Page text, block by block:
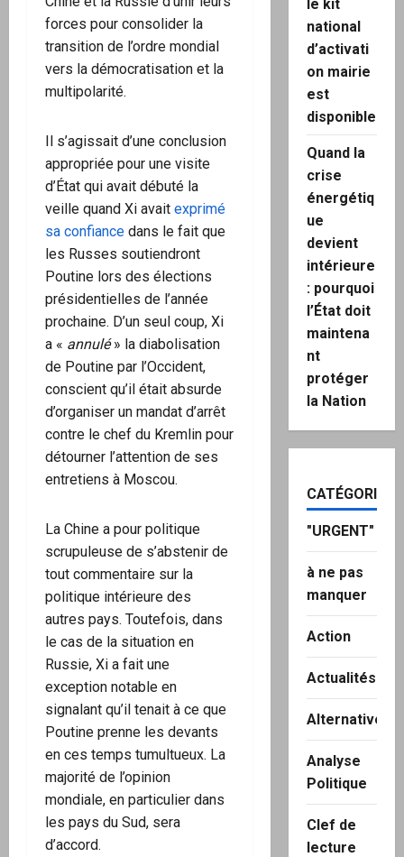
forces pour consolider la
transition de l’ordre mondial
vers la démocratisation et la
multipolarité.
Il s’agissait d’une conclusion
appropriée pour une visite
d’État qui avait débuté la
veille quand Xi avait exprimé
sa confiance dans le fait que
les Russes soutiendront
Poutine lors des élections
présidentielles de l’année
prochaine. D’un seul coup, Xi
a « annulé» la diabolisation
de Poutine par l’Occident,
conscient qu’il était absurde
d’organiser un mandat d’arrêt
contre le chef du Kremlin pour
détourner l’attention de ses
entretiens à Moscou.
La Chine a pour politique
scrupuleuse de s’abstenir de
tout commentaire sur la
politique intérieure des
autres pays. Toutefois, dans
le cas de la situation en
Russie, Xi a fait une
exception notable en
signalant qu’il tenait à ce que
Poutine prenne les devants
en ces temps tumultueux. La
majorité de l’opinion
mondiale, en particulier dans
les pays du Sud, sera
d’accord.
le kit
national
d’activati
on mairie
est
disponible
Quand la
crise
énergétiq
ue
devient
intérieure
: pourquoi
l’État doit
maintena
nt
protéger
la Nation
CATÉGORIES
"URGENT"
à ne pas
manquer
Action
Actualités
Alternatives
Analyse
Politique
Clef de
lecture